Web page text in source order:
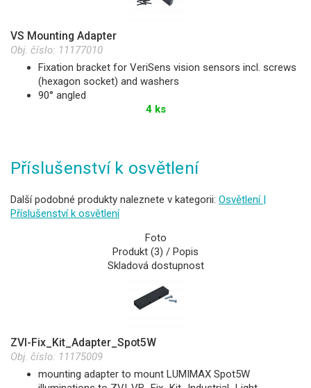
VS Mounting Adapter
Obj. číslo: 11177010
Fixation bracket for VeriSens vision sensors incl. screws
(hexagon socket) and washers
90° angled
4 ks
Příslušenství k osvětlení
Další podobné produkty naleznete v kategorii: Osvětlení |
Příslušenství k osvětlení
Foto
Produkt (3) / Popis
Skladová dostupnost
ZVI-Fix_Kit_Adapter_Spot5W
Obj. číslo: 11175009
mounting adapter to mount LUMIMAX Spot5W